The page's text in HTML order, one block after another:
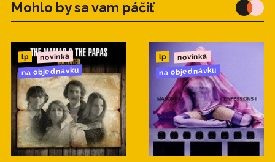
Mohlo by sa vam páčiť
lp novinka
na objednávku
lp novinka
na objednávku